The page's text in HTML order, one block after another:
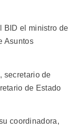
BID el ministro de
Asuntos
secretario de
de Estado
coordinadora,